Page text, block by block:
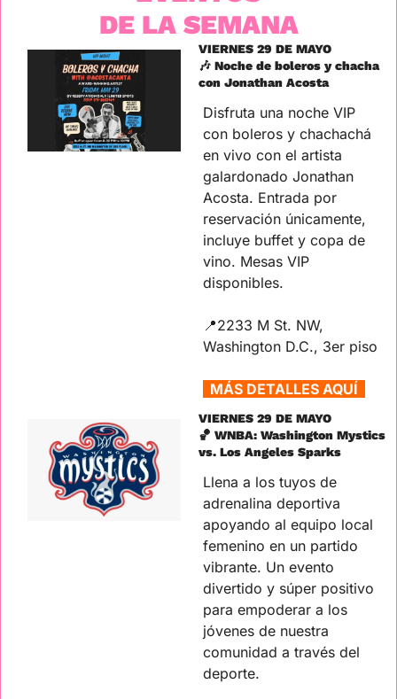
DE LA SEMANA
VIERNES 29 DE MAYO
🎶 Noche de boleros y chacha
con Jonathan Acosta
Disfruta una noche VIP
con boleros y chachachá
en vivo con el artista
galardonado Jonathan
Acosta. Entrada por
reservación únicamente,
incluye buffet y copa de
vino. Mesas VIP
disponibles.
📍2233 M St. NW,
Washington D.C., 3er piso
  MÁS DETALLES AQUÍ
VIERNES 29 DE MAYO
🏀 WNBA: Washington Mystics
vs. Los Angeles Sparks
Llena a los tuyos de
adrenalina deportiva
apoyando al equipo local
femenino en un partido
vibrante. Un evento
divertido y súper positivo
para empoderar a los
jóvenes de nuestra
comunidad a través del
deporte.